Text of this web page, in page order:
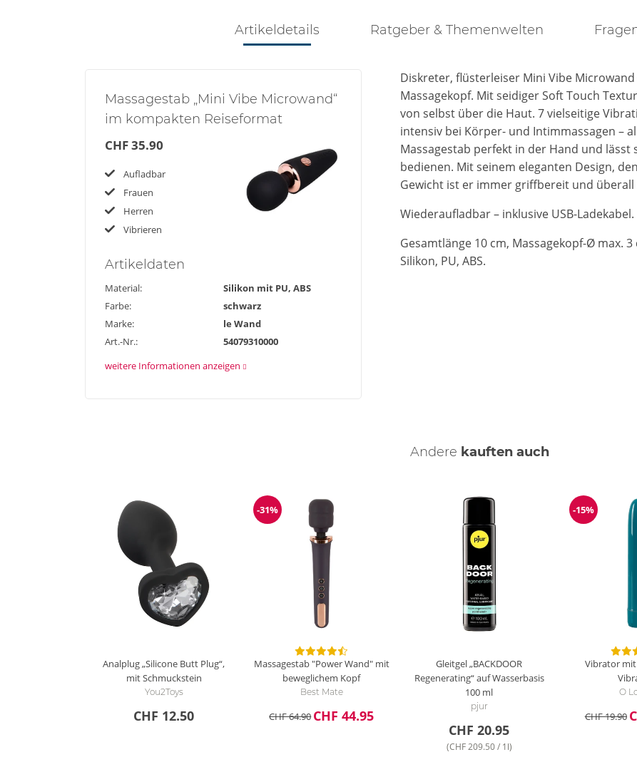
Artikeldetails Ratgeber & Themenwelten
Massagestab „Mini Vibe Microwand“
im kompakten Reiseformat
CHF 35.90
Aufladbar
Frauen
Herren
Vibrieren
Artikeldaten
Material:
Silikon mit PU, ABS
Farbe:
schwarz
Marke:
le Wand
Art.-Nr.:
54079310000
weitere Informationen anzeigen
Diskreter, flüsterleiser Mini Vibe
Massagekopf. Mit seidiger Soft Touch
von selbst über die Haut. 7 vielseitige
intensiv bei Körper- und Intimmassagen –
Massagestab perfekt in der Hand und
bedienen. Mit seinem eleganten Design,
Gewicht ist er immer griffbereit und überall
Wiederaufladbar – inklusive USB-Ladekabel.
Gesamtlänge 10 cm, Massagekopf-Ø max. 3
Silikon, PU, ABS.
Andere kauften auch
Analplug „Silicone Butt Plug“,
mit Schmuckstein
You2Toys
CHF 12.50
Reduzierung
-31%
Massagestab "Power Wand" mit
beweglichem Kopf
Best Mate
CHF 64.90 CHF 44.95
Gleitgel „BACKDOOR
Regenerating“ auf Wasserbasis
100 ml
pjur
CHF 20.95
(CHF 209.50 / 1l)
-15%
Vibrator
O
CHF 19.90